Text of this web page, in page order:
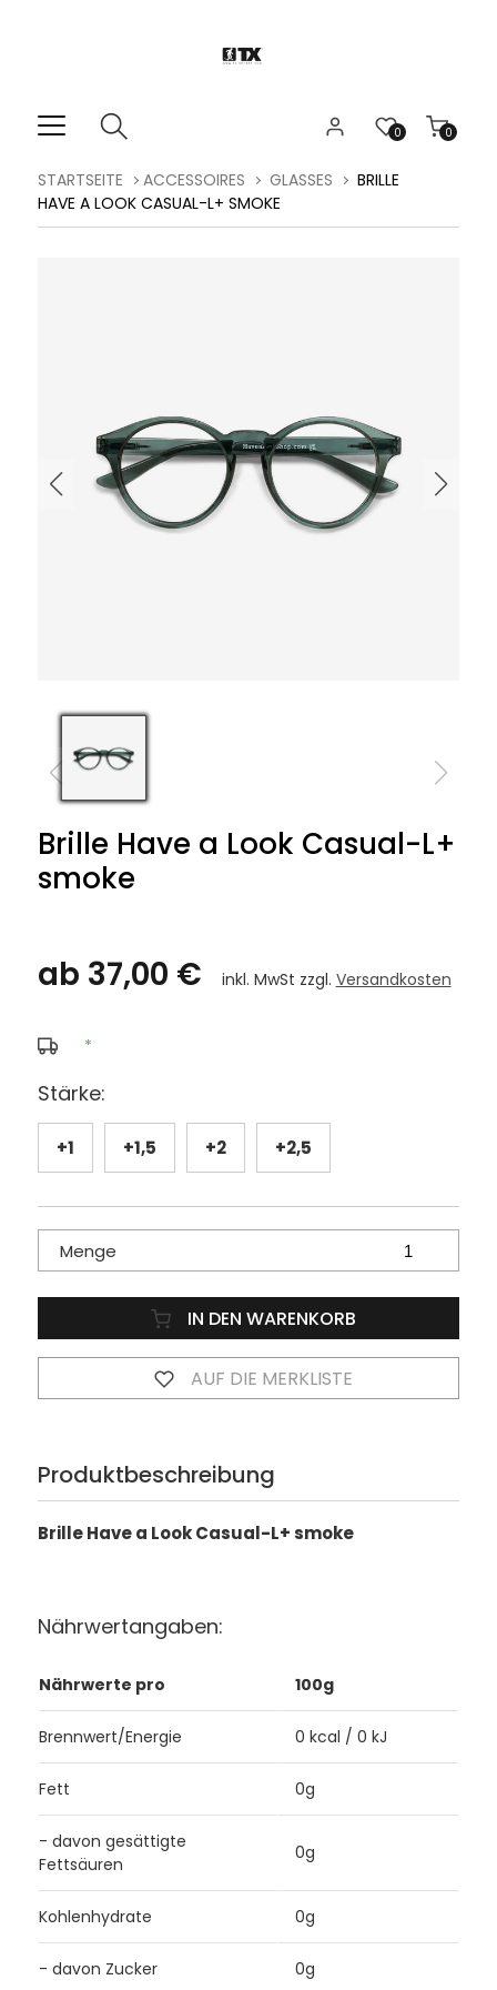
0
0
STARTSEITE ACCESSOIRES GLASSES
BRILLE
HAVE A LOOK CASUAL-L+ SMOKE
Brille Have a Look Casual-L+
smoke
ab 37,00 € inkl. MwSt zzgl. Versandkosten
*
Stärke:
+1 +1,5 +2 +2,5
Menge
IN DEN WARENKORB
AUF DIE MERKLISTE
Produktbeschreibung
Brille Have a Look Casual-L+ smoke
Nährwertangaben:
Nährwerte pro 100g
Brennwert/Energie 0 kcal / 0 kJ
Fett 0g
- davon gesättigte
Fettsäuren
0g
Kohlenhydrate 0g
- davon Zucker 0g